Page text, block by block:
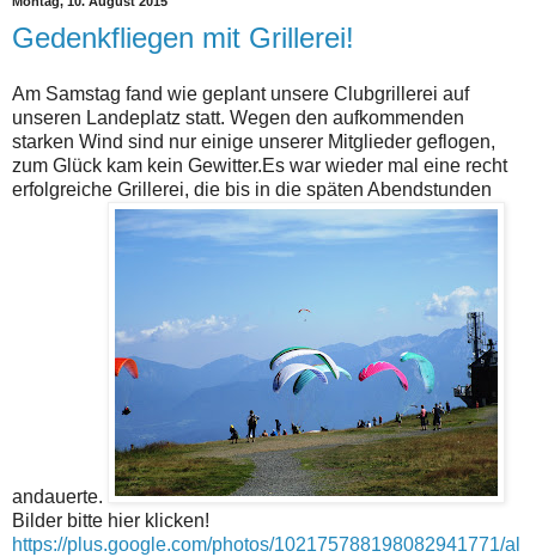
Gedenkfliegen mit Grillerei!
Am Samstag fand wie geplant unsere Clubgrillerei auf
unseren Landeplatz statt. Wegen den aufkommenden
starken Wind sind nur einige unserer Mitglieder geflogen,
zum Glück kam kein Gewitter.Es war wieder mal eine recht
erfolgreiche Grillerei, die bis in die späten Abendstunden
andauerte.
Bilder bitte hier klicken!
https://plus.google.com/photos/102175788198082941771/al